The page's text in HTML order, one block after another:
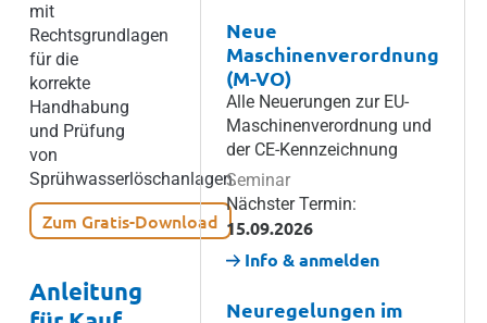
mit
Rechtsgrundlagen
für die
korrekte
Handhabung
und Prüfung
von
Sprühwasserlöschanlagen.
Zum Gratis-Download
Anleitung
Neue
Maschinenverordnung
(M-VO)
Alle Neuerungen zur EU-
Maschinenverordnung und
der CE-Kennzeichnung
Seminar
Nächster Termin:
15.09.2026
Info & anmelden
Neuregelungen im